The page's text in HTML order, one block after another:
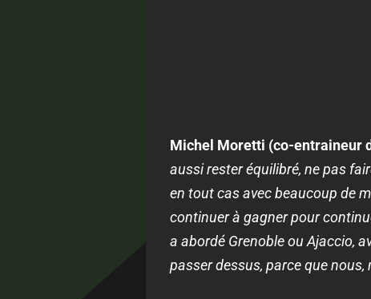
Michel Moretti (co-entraineur
aussi rester équilibré, ne pas
en tout cas avec beaucoup de
continuer à gagner pour
a abordé Grenoble ou Ajaccio,
passer dessus, parce que nous,